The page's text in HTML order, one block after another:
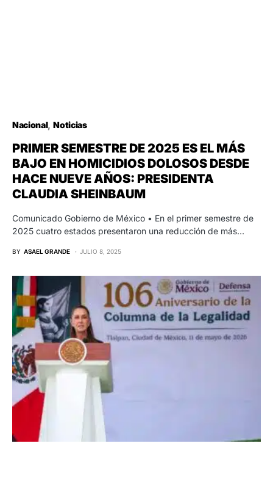
Nacional Noticias
PRIMER SEMESTRE DE 2025 ES EL MÁS
BAJO EN HOMICIDIOS DOLOSOS DESDE
HACE NUEVE AÑOS: PRESIDENTA
CLAUDIA SHEINBAUM
Comunicado Gobierno de México • En el primer semestre de
2025 cuatro estados presentaron una reducción de más…
BY ASAEL GRANDE JULIO 8, 2025